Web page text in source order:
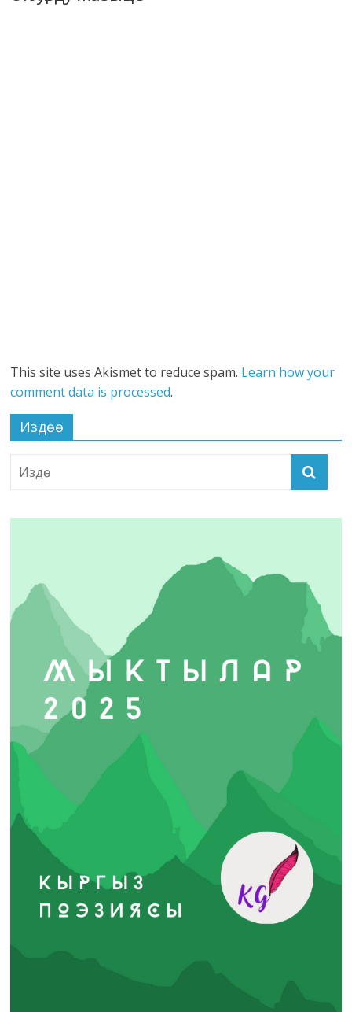
This site uses Akismet to reduce spam. Learn how your
comment data is processed.
Издөө